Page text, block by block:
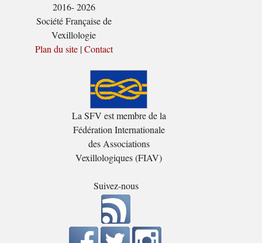
2016- 2026
Société Française de
Vexillologie
Plan du site|Contact
La SFV est membre de la
Fédération Internationale
des Associations
Vexillologiques (FIAV)
Suivez-nous